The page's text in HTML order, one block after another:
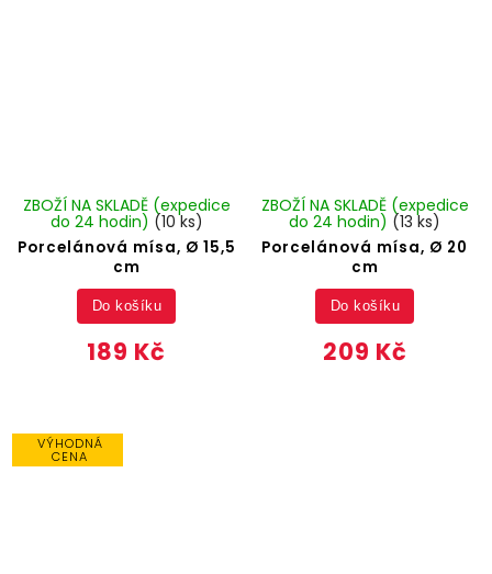
Porcelánová mísa, Ø 15,5
cm
ZBOŽÍ NA SKLADĚ (expedice
do 24 hodin) (10 ks)
189 Kč
Do košíku
Porcelánová mísa, Ø 20
cm
ZBOŽÍ NA SKLADĚ (expedice
do 24 hodin) (13 ks)
209 Kč
Do košíku
VÝHODNÁ
CENA